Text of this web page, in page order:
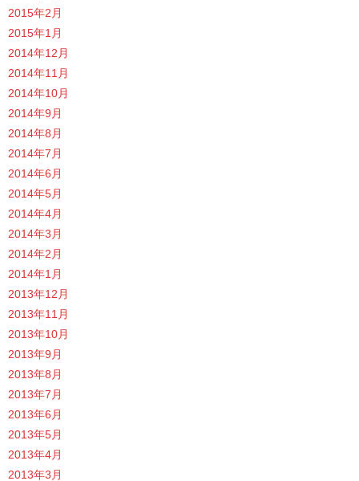
2015年2月
2015年1月
2014年12月
2014年11月
2014年10月
2014年9月
2014年8月
2014年7月
2014年6月
2014年5月
2014年4月
2014年3月
2014年2月
2014年1月
2013年12月
2013年11月
2013年10月
2013年9月
2013年8月
2013年7月
2013年6月
2013年5月
2013年4月
2013年3月